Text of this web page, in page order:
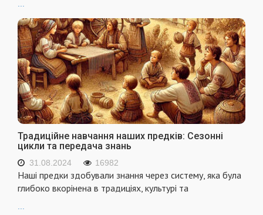
Традиційне навчання наших предків: Сезонні
цикли та передача знань
31.08.2024 16982
Наші предки здобували знання через систему, яка була
глибоко вкорінена в традиціях, культурі та